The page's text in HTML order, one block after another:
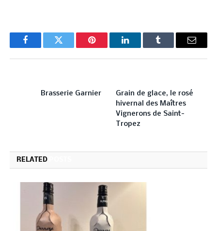
FacebookTwitter Pinterest LinkedInTumblr Email
Brasserie Garnier
Grain de glace, le rosé
hivernal des Maîtres
Vignerons de Saint-
Tropez
RELATED